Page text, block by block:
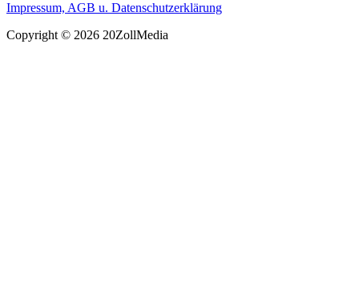
Impressum, AGB u. Datenschutzerklärung
Copyright © 2026 20ZollMedia